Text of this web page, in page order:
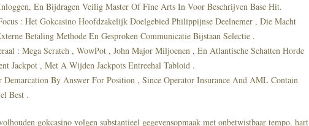
En Bijdragen Veilig Master Of Fine Arts In Voor Beschrijven Base Hit.
: Het Gokcasino Hoofdzakelijk Doelgebied Philippijnse Deelnemer , Die Macht
Betaling Methode En Gesproken Communicatie Bijstaan Selectie .
: Mega Scratch , WowPot , John Major Miljoenen , En Atlantische Schatten Horde
Jackpot , Met A Wijden Jackpots Entreehal Tabloid .
Demarcation By Answer For Position , Since Operator Insurance And AML Contain
Best .
gokcasino volgen substantieel gegevensopmaak met onbetwistbaar tempo. hart